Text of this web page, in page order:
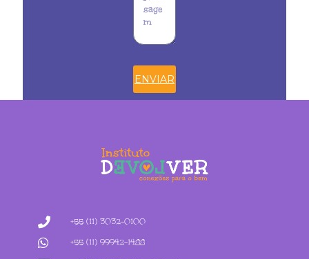
ENVIAR
+55 (11) 3032-0100
+55 (11) 99942-1488